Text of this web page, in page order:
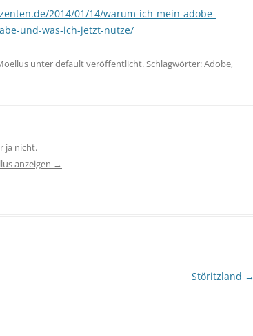
2014/01/14/warum-ich-mein-adobe-
und-was-ich-jetzt-nutze/
unterdefaultveröffentlicht. Schlagwörter:Adobe,
ja nicht.
anzeigen →
Störitzland →